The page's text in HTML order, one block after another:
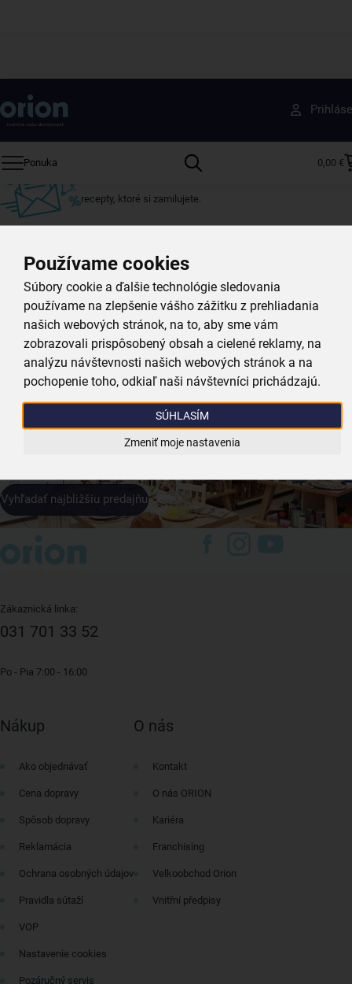
Používame cookies
Súbory cookie a ďalšie technológie sledovania
používame na zlepšenie vášho zážitku z prehliadania
našich webových stránok, na to, aby sme vám
zobrazovali prispôsobený obsah a cielené reklamy, na
analýzu návštevnosti našich webových stránok a na
pochopenie toho, odkiaľ naši návštevníci prichádzajú.
SÚHLASÍM
Zmeniť moje nastavenia
Ponuka 0,00 €
Získajte rady, recepty a tipy na zľavy skôr ako
ktokoľvek iný
Prihláste sa k odberu nášho newslettera.
recepty, ktoré si zamilujete.
Váš e-mail
Prihlásiť sa k odberu
Predajne a výdajné
Vyhľadať najbližšiu predajňu
Zákaznická linka:
031 701 33 52
Po - Pia 7:00 - 16:00
Nákup
Ako objednávať
Cena dopravy
Spôsob dopravy
Reklamácia
Ochrana osobných údajov
Pravidla sútaží
VOP
Nastavenie cookies
Pozáručný servis
O nás
Kontakt
O nás ORION
Kariéra
Franchising
Velkoobchod Orion
Vnitřní předpisy